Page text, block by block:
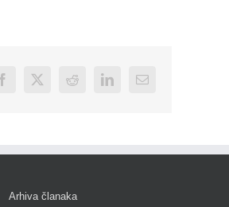
Facebook
X Reddit LinkedInEmail
Arhiva članaka